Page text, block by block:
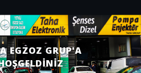
EGZOZ GRUP'A